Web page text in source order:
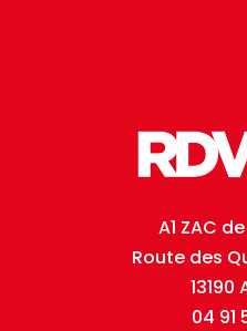
A1 ZAC
Route des
13190
04 91